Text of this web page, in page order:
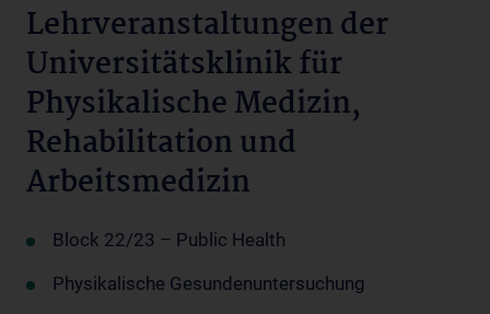
Lehrveranstaltungen der
Universitätsklinik für
Physikalische Medizin,
Rehabilitation und
Arbeitsmedizin
Block 22/23 – Public Health
Physikalische Gesundenuntersuchung